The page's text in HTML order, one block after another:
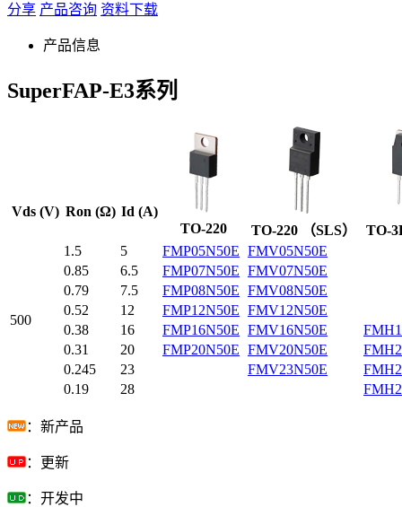
分享 产品咨询 资料下载
产品信息
SuperFAP-E3系列
TO-220 TO-220 （SLS） TO-
Vds (V) Ron (Ω) Id (A)
500
1.5 5 FMP05N50E FMV05N50E
0.85
6.5 FMP07N50E FMV07N50E
0.79
7.5 FMP08N50E FMV08N50E
0.52
12 FMP12N50E FMV12N50E
0.38
16 FMP16N50E FMV16N50E
0.31
20 FMP20N50E FMV20N50E
0.245
23 FMV23N50E
0.19
28
：新产品
：更新
：开发中